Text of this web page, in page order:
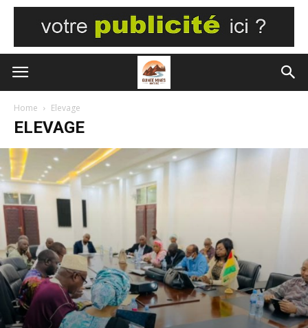
Home Elevage
ELEVAGE